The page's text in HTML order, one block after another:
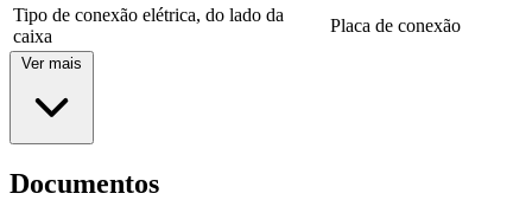
Tipo de conexão elétrica, do lado da
caixa
Placa de conexão
Ver mais
Documentos